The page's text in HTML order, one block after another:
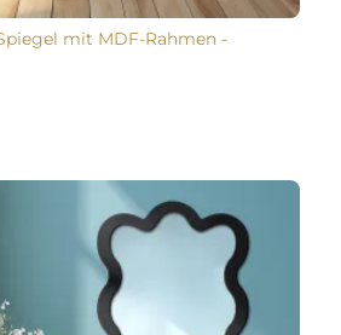
mit MDF-Rahmen -